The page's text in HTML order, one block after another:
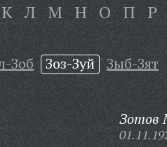
К Л М Н О П Р
Зоб Зоз-Зуй Зыб-Зят
Зотов